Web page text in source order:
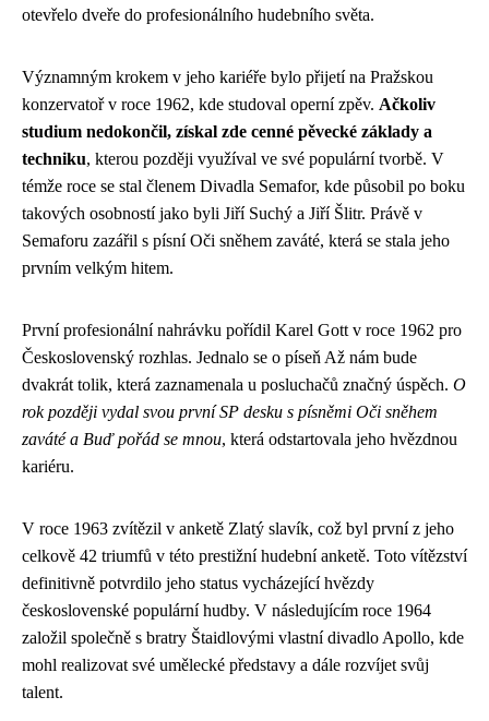
otevřelo dveře do profesionálního hudebního světa.
Významným krokem v jeho kariéře bylo přijetí na Pražskou
konzervatoř v roce 1962, kde studoval operní zpěv. Ačkoliv
studium nedokončil, získal zde cenné pěvecké základy a
techniku, kterou později využíval ve své populární tvorbě. V
témže roce se stal členem Divadla Semafor, kde působil po boku
takových osobností jako byli Jiří Suchý a Jiří Šlitr. Právě v
Semaforu zazářil s písní Oči sněhem zaváté, která se stala jeho
prvním velkým hitem.
První profesionální nahrávku pořídil Karel Gott v roce 1962 pro
Československý rozhlas. Jednalo se o píseň Až nám bude
dvakrát tolik, která zaznamenala u posluchačů značný úspěch. O
rok později vydal svou první SP desku s písněmi Oči sněhem
zaváté a Buď pořád se mnou, která odstartovala jeho hvězdnou
kariéru.
V roce 1963 zvítězil v anketě Zlatý slavík, což byl první z jeho
celkově 42 triumfů v této prestižní hudební anketě. Toto vítězství
definitivně potvrdilo jeho status vycházející hvězdy
československé populární hudby. V následujícím roce 1964
založil společně s bratry Štaidlovými vlastní divadlo Apollo, kde
mohl realizovat své umělecké představy a dále rozvíjet svůj
talent.